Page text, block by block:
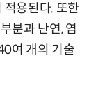
적용된다. 또한
분과 난연, 염
여 개의 기술